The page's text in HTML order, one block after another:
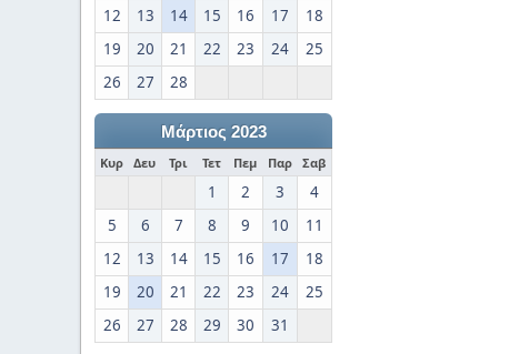
12
13 14 15 16 17
18
19
20 21 22 23 24
25
26
27 28
Μάρτιος 2023
Κυρ Δευ Τρι Τετ Πεμ Παρ Σαβ
1 2 3
4
5
6 7 8 9 10
11
12
13 14 15 16 17
18
19
20 21 22 23 24
25
26
27 28 29 30 31